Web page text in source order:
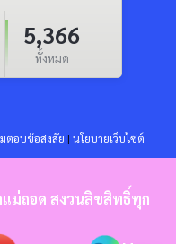
5,366
ทั้งหมด
มตอบข้อสงสัย | นโยบายเว็บไซต์
ม่ถอด สงวนลิขสิทธิ์ทุก